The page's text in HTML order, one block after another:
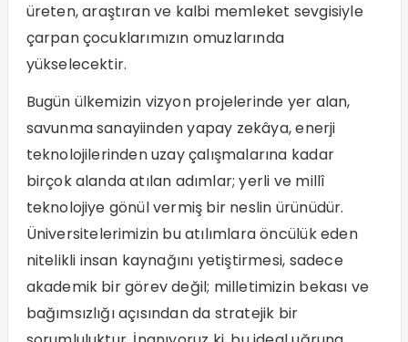
üreten, araştıran ve kalbi memleket sevgisiyle
çarpan çocuklarımızın omuzlarında
yükselecektir.
Bugün ülkemizin vizyon projelerinde yer alan,
savunma sanayiinden yapay zekâya, enerji
teknolojilerinden uzay çalışmalarına kadar
birçok alanda atılan adımlar; yerli ve millî
teknolojiye gönül vermiş bir neslin ürünüdür.
Üniversitelerimizin bu atılımlara öncülük eden
nitelikli insan kaynağını yetiştirmesi, sadece
akademik bir görev değil; milletimizin bekası ve
bağımsızlığı açısından da stratejik bir